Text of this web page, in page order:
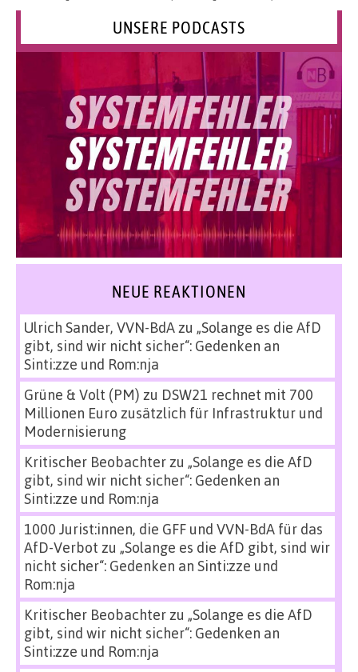
UNSERE PODCASTS
NEUE REAKTIONEN
Ulrich Sander, VVN-BdAzu „Solange es die AfD
gibt, sind wir nicht sicher“: Gedenken an
Sinti:zze und Rom:nja
Grüne & Volt (PM) zu DSW21 rechnet mit 700
Millionen Euro zusätzlich für Infrastruktur und
Modernisierung
Kritischer Beobachterzu „Solange es die AfD
gibt, sind wir nicht sicher“: Gedenken an
Sinti:zze und Rom:nja
1000 Jurist:innen, die GFF und VVN-BdA für das
AfD-Verbot zu „Solange es die AfD gibt, sind wir
nicht sicher“: Gedenken an Sinti:zze und
Rom:nja
Kritischer Beobachterzu „Solange es die AfD
gibt, sind wir nicht sicher“: Gedenken an
Sinti:zze und Rom:nja